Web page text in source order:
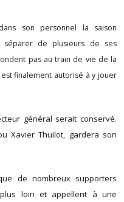
son personnel la saison
séparer de plusieurs de ses
pas au train de vie de la
finalement autorisé à y jouer
général serait conservé.
Xavier Thuilot, gardera son
de nombreux supporters
loin et appellent à une